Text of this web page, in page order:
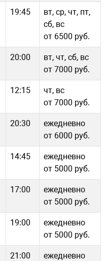
19:45
вт, ср, чт, пт,
сб, вс
от 6500 руб.
20:00
вт, чт, сб, вс
от 7000 руб.
12:15
чт, вс
от 7000 руб.
20:30
ежедневно
от 6000 руб.
14:45
ежедневно
от 5000 руб.
17:00
ежедневно
от 5000 руб.
19:00
ежедневно
от 5000 руб.
21:00
ежедневно